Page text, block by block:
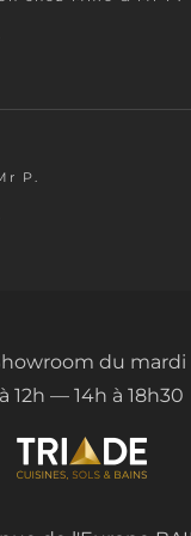
r P
du mardi
à 12h — 14h à 18h30